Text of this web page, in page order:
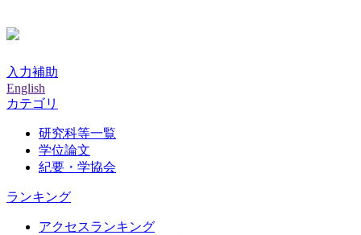
入力補助
English
カテゴリ
研究科等一覧
学位論文
紀要・学協会
ランキング
アクセスランキング